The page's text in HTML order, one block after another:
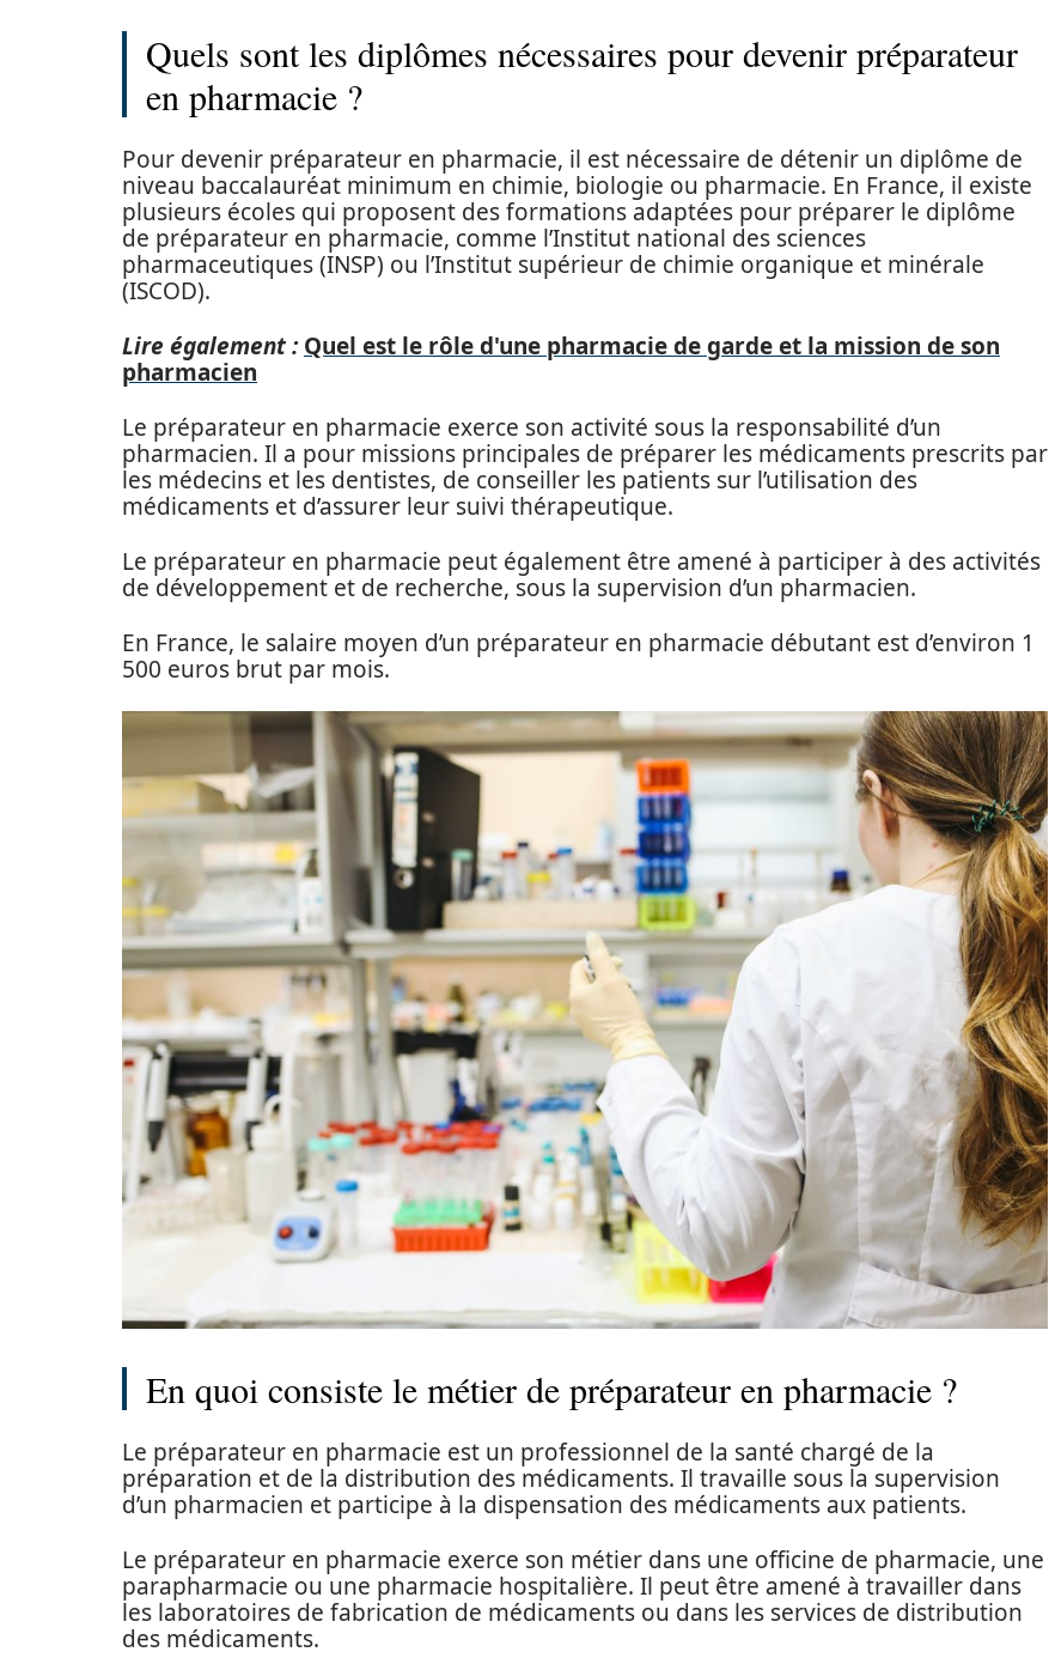
Quels sont les diplômes nécessaires pour devenir préparateur
en pharmacie ?
Pour devenir préparateur en pharmacie, il est nécessaire de détenir un diplôme de
niveau baccalauréat minimum en chimie, biologie ou pharmacie. En France, il existe
plusieurs écoles qui proposent des formations adaptées pour préparer le diplôme
de préparateur en pharmacie, comme l’Institut national des sciences
pharmaceutiques (INSP) ou l’Institut supérieur de chimie organique et minérale
(ISCOD).
Lire également : Quel est le rôle d'une pharmacie de garde et la mission de son
pharmacien
Le préparateur en pharmacie exerce son activité sous la responsabilité d’un
pharmacien. Il a pour missions principales de préparer les médicaments prescrits par
les médecins et les dentistes, de conseiller les patients sur l’utilisation des
médicaments et d’assurer leur suivi thérapeutique.
Le préparateur en pharmacie peut également être amené à participer à des activités
de développement et de recherche, sous la supervision d’un pharmacien.
En France, le salaire moyen d’un préparateur en pharmacie débutant est d’environ 1
500 euros brut par mois.
En quoi consiste le métier de préparateur en pharmacie ?
Le préparateur en pharmacie est un professionnel de la santé chargé de la
préparation et de la distribution des médicaments. Il travaille sous la supervision
d’un pharmacien et participe à la dispensation des médicaments aux patients.
Le préparateur en pharmacie exerce son métier dans une officine de pharmacie, une
parapharmacie ou une pharmacie hospitalière. Il peut être amené à travailler dans
les laboratoires de fabrication de médicaments ou dans les services de distribution
des médicaments.